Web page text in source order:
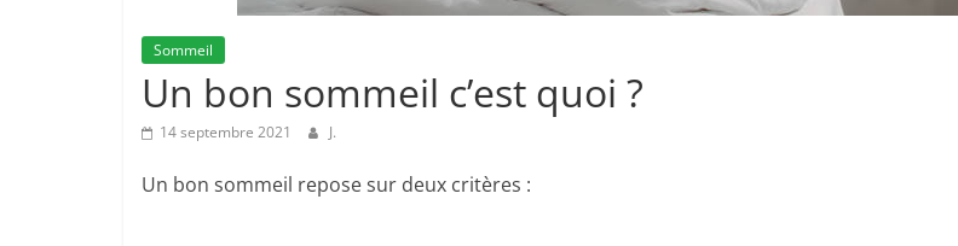
Sommeil
Un bon sommeil c’est quoi ?
14 septembre 2021 J.
Un bon sommeil repose sur deux critères :